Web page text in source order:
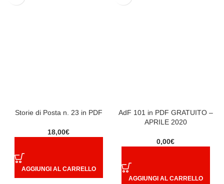
Storie di Posta n. 23 in PDF
18,00€
AGGIUNGI AL CARRELLO
AdF 101 in PDF GRATUITO –
APRILE 2020
0,00€
AGGIUNGI AL CARRELLO